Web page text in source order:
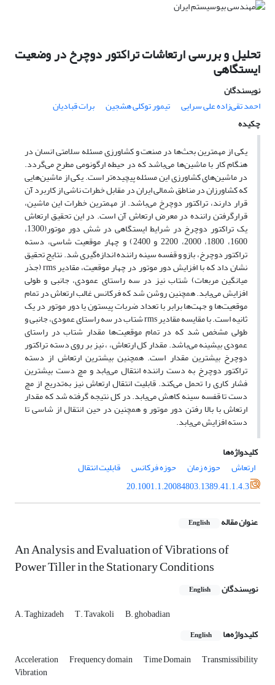
تحلیل و بررسی ارتعاشات تراکتور دوچرخ در وضعیت
ایستگاهی
نویسندگان
احمد تقی‌زاده علی سرایی
تیمور توکلی هشجین
برات قبادیان
چکیده
یکی از مهمترین بحث‌ها در صنعت و کشاورزی مسئله سلامتی انسان در
هنگام کار با ماشین‌ها می‌باشد که در حیطه ارگونومی مطرح می‌گردد.
در ماشین‌های کشاورزی این مسئله پیچیده‌تر است. یکی از ماشین‌هایی
که کشاورزان در مناطق شمالی ایران در مقابل خطرات ناشی از کاربرد آن
قرار دارند، تراکتور دوچرخ می‌باشد. از مهمترین خطرات این ماشین،
قرارگرفتن راننده در معرض ارتعاش آن است. در این تحقیق ارتعاش
یک تراکتور دوچرخ در شرایط ایستگاهی در شش دور موتور(1300،
1600، 1800، 2000، 2200 و 2400) و چهار موقعیت شاسی، دسته
تراکتور دوچرخ، بازو و قفسه سینه راننده اندازه‌گیری شد. نتایج تحقیق
نشان داد که با افزایش دور موتور در چهار موقعیت، مقادیر rms (جذر
میانگین مربعات) شتاب نیز در سه راستای عمودی، جانبی و طولی
افزایش می‌یابد. همچنین روشن شد که فرکانس غالب ارتعاش در تمام
موقعیت‌ها و جهت‌ها برابر با تعداد ضربات پیستون یا دور موتور در یک
ثانیه است. با مقایسه مقادیر rms شتاب در سه راستای عمودی، جانبی و
طولی مشخص شد که در تمام موقعیت‌ها مقدار شتاب در راستای
عمودی بیشینه می‌باشد. مقدار کل ارتعاش، ، نیز بر روی دسته تراکتور
دوچرخ بیشترین مقدار است. همچنین بیشترین ارتعاش از دسته
تراکتور دوچرخ به دست راننده انتقال می‌یابد و مچ دست بیشترین
فشار کاری را تحمل می‌کند. قابلیت انتقال ارتعاش نیز به‌تدریج از مچ
دست تا قفسه سینه کاهش می‌یابد. در کل نتیجه گرفته شد که مقدار
ارتعاش با بالا رفتن دور موتور و همچنین در حین انتقال از شاسی تا
دسته افزایش می‌یابد.
کلیدواژه‌ها
ارتعاش
حوزه زمان حوزه فرکانس
قابلیت انتقال
20.1001.1.20084803.1389.41.1.4.3
عنوان مقاله English
An Analysis and Evaluation of Vibrations of
Power Tiller in the Stationary Conditions
نویسندگان English
A. Taghizadeh T. Tavakoli
B. ghobadian
کلیدواژه‌ها
English
Acceleration Frequency domain Time Domain Transmissibility
Vibration